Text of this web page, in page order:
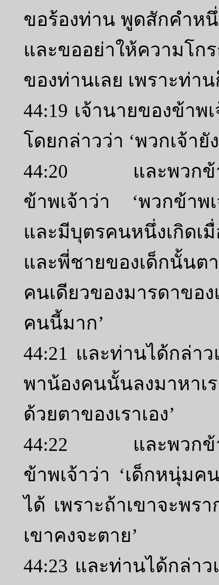
ขอร้องท่าน พูดสักคำหนึ่
และขออย่าให้ความโก
ของท่านเลย เพราะท่า
44:19 เจ้านายของข้า
โดยกล่าวว่า ‘พวกเจ้า
44:20 และพวกข้าพ
ข้าพเจ้าว่า ‘พวกข้าพ
และมีบุตรคนหนึ่งเกิด
และพี่ชายของเด็กนั้นต
คนเดียวของมารดาขอ
คนนี้มาก’
44:21 และท่านได้กล่า
พาน้องคนนั้นลงมาหา
ด้วยตาของเราเอง’
44:22 และพวกข้าพ
ข้าพเจ้าว่า ‘เด็กหนุ่มค
ได้ เพราะถ้าเขาจะพร
เขาคงจะตาย’
44:23 และท่านได้กล่า